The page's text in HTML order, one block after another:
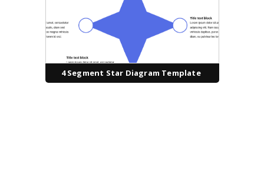
4 Segment Star Diagram Template